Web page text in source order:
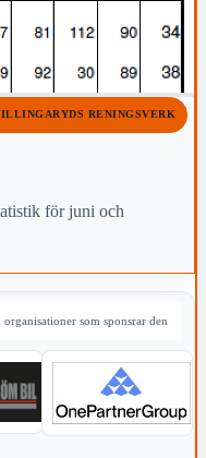
RENINGSVERK
för juni och
som sponsrar den